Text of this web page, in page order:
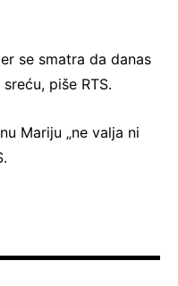
se smatra da danas
piše RTS.
Mariju „ne valja ni